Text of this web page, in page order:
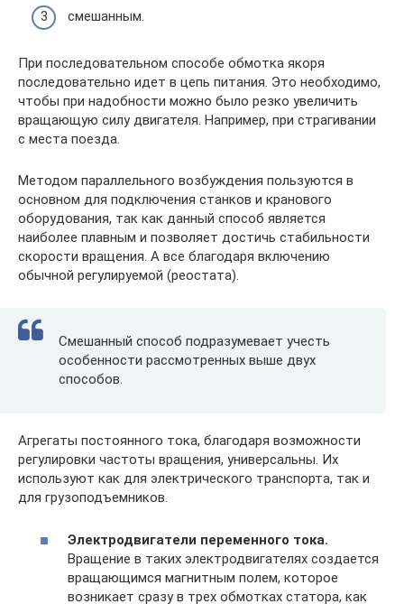
смешанным.
При последовательном способе обмотка якоря
последовательно идет в цепь питания. Это необходимо,
чтобы при надобности можно было резко увеличить
вращающую силу двигателя. Например, при страгивании
с места поезда.
Методом параллельного возбуждения пользуются в
основном для подключения станков и кранового
оборудования, так как данный способ является
наиболее плавным и позволяет достичь стабильности
скорости вращения. А все благодаря включению
обычной регулируемой (реостата).
Смешанный способ подразумевает учесть
особенности рассмотренных выше двух
способов.
Агрегаты постоянного тока, благодаря возможности
регулировки частоты вращения, универсальны. Их
используют как для электрического транспорта, так и
для грузоподъемников.
Электродвигатели переменного тока.
Вращение в таких электродвигателях создается
вращающимся магнитным полем, которое
возникает сразу в трех обмотках статора, как